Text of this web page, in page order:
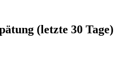
(letzte 30 Tage)